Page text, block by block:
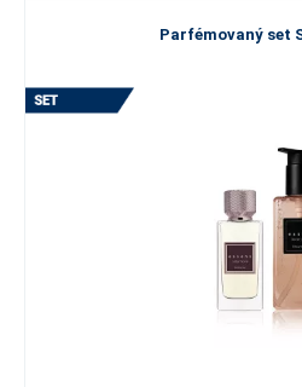
Parfémovaný set